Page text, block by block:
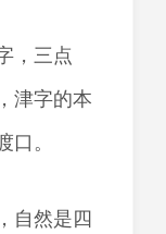
，三点
津字的本
口。
自然是四